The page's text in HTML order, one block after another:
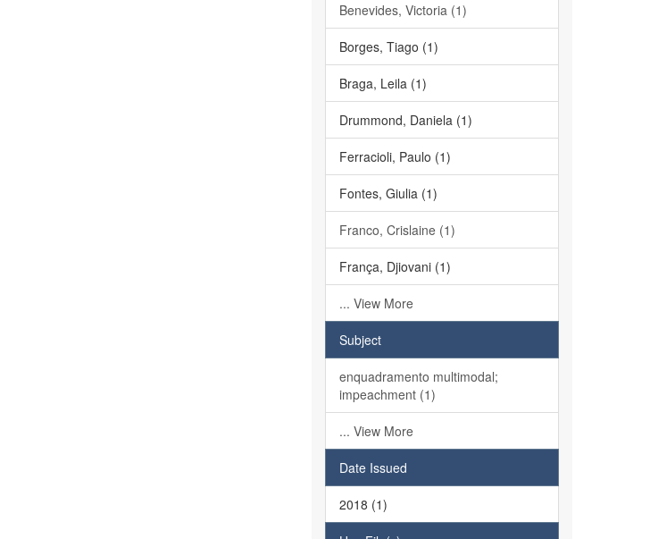
Benevides, Victoria (1)
Borges, Tiago (1)
Braga, Leila (1)
Drummond, Daniela (1)
Ferracioli, Paulo (1)
Fontes, Giulia (1)
Franco, Crislaine (1)
França, Djiovani (1)
... View More
Subject
enquadramento multimodal;
impeachment (1)
... View More
Date Issued
2018 (1)